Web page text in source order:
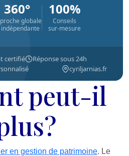
360°
globale
100%
Conseils
sur-mesure
certifié
Réponse sous 24h
cyriljarnias.fr
peut-il
en gestion de patrimoine. Le